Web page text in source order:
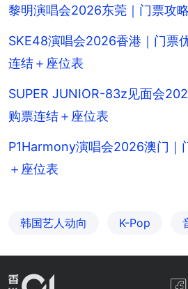
黎明演唱会2026东莞｜门票攻
SKE48演唱会2026香港｜门票
连结＋座位表
SUPER JUNIOR-83z见面会
购票连结＋座位表
P1Harmony演唱会2026澳门｜
＋座位表
韩国艺人动向 K-Pop